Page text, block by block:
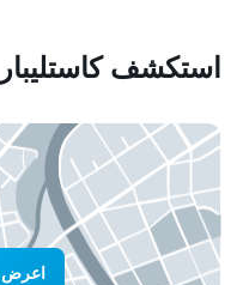
استكشف كاستليبار
اعرض